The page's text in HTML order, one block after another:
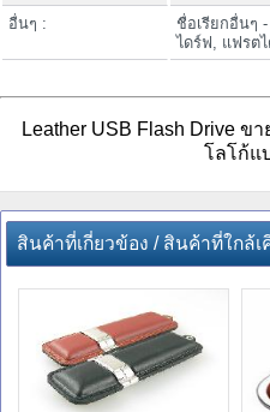
อื่นๆ :
ชื่อเรียกอื่นๆ
ไดร์ฟ, แฟรต
Leather USB Flash Drive
โลโก้แ
สินค้าที่เกี่ยวข้อง / สินค้าที่ใกล้เ